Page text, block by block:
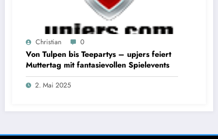
Christian 0
Von Tulpen bis Teepartys – upjers feiert
Muttertag mit fantasievollen Spielevents
2. Mai 2025